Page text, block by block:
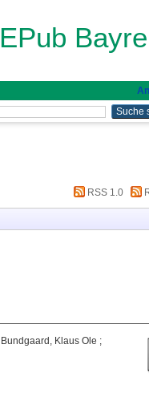
EPub
RSS 1.0
Bundgaard, Klaus Ole ;